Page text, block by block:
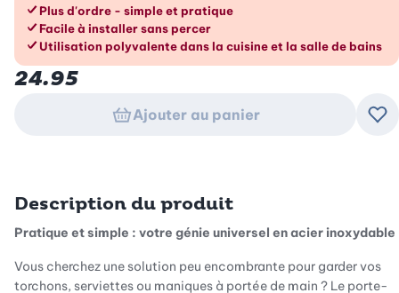
Les avantages en un coup d’œil
Plus d'ordre - simple et pratique
Facile à installer sans percer
Utilisation polyvalente dans la cuisine et la salle de bains
24.95
Ajouter au panier
Description du produit
Pratique et simple : votre génie universel en acier inoxydable
Vous cherchez une solution peu encombrante pour garder vos
torchons, serviettes ou maniques à portée de main ? Le porte-